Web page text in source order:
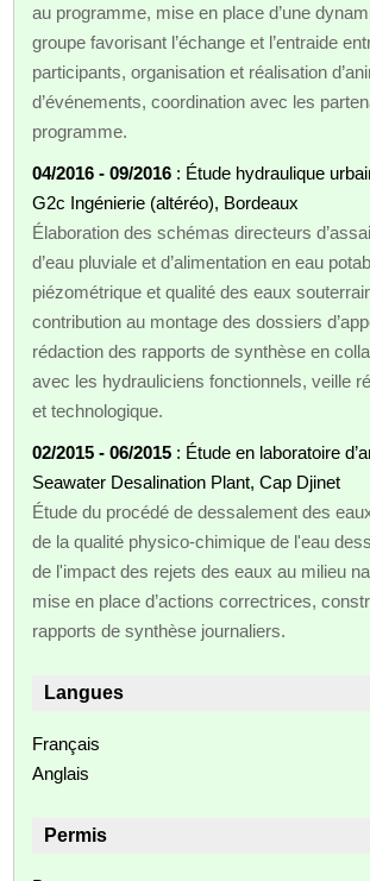
au programme, mise en place d’une
groupe favorisant l’échange et l’entraide
participants, organisation et réalisation
d’événements, coordination avec les
programme.
04/2016 - 09/2016 : Étude hydraulique
G2c Ingénierie (altéréo), Bordeaux
Élaboration des schémas directeurs
d’eau pluviale et d’alimentation en eau
piézométrique et qualité des eaux
contribution au montage des dossiers
rédaction des rapports de synthèse en
avec les hydrauliciens fonctionnels, veille
et technologique.
02/2015 - 06/2015 : Étude en laboratoire
Seawater Desalination Plant, Cap Djinet
Étude du procédé de dessalement des
de la qualité physico-chimique de l'eau
de l'impact des rejets des eaux au milieu
mise en place d’actions correctrices,
rapports de synthèse journaliers.
Langues
Français
Anglais
Permis